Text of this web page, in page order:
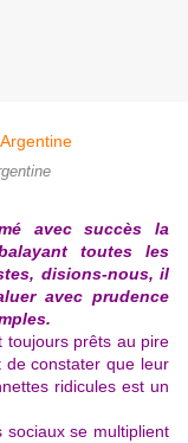
avec succès la
toutes les
disions-nous, il
avec prudence
toujours prêts au pire
de constater que leur
ridicules est un
sociaux se multiplient